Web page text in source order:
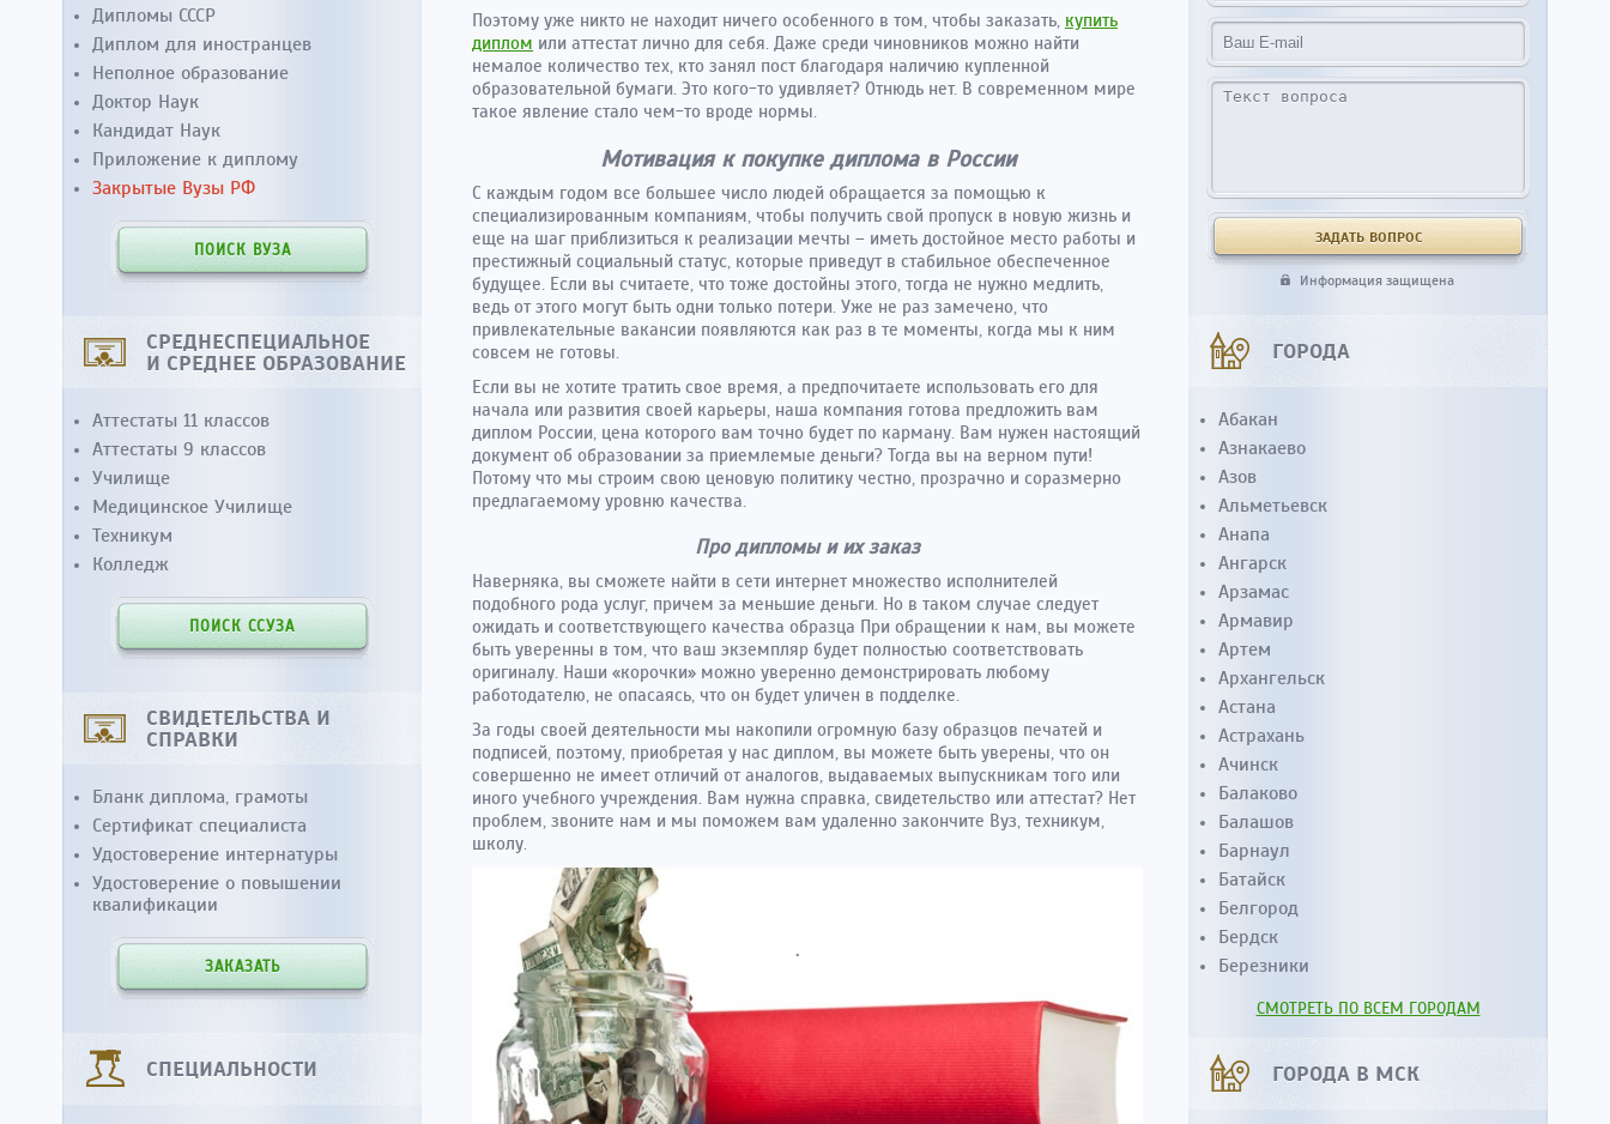
Поэтому уже никто не находит ничего особенного в том, чтобы заказать, купить
диплом или аттестат лично для себя. Даже среди чиновников можно найти
немалое количество тех, кто занял пост благодаря наличию купленной
образовательной бумаги. Это кого-то удивляет? Отнюдь нет. В современном мире
такое явление стало чем-то вроде нормы.
Мотивация к покупке диплома в России
С каждым годом все большее число людей обращается за помощью к
специализированным компаниям, чтобы получить свой пропуск в новую жизнь и
еще на шаг приблизиться к реализации мечты – иметь достойное место работы и
престижный социальный статус, которые приведут в стабильное обеспеченное
будущее. Если вы считаете, что тоже достойны этого, тогда не нужно медлить,
ведь от этого могут быть одни только потери. Уже не раз замечено, что
привлекательные вакансии появляются как раз в те моменты, когда мы к ним
совсем не готовы.
Если вы не хотите тратить свое время, а предпочитаете использовать его для
начала или развития своей карьеры, наша компания готова предложить вам
диплом России, цена которого вам точно будет по карману. Вам нужен настоящий
документ об образовании за приемлемые деньги? Тогда вы на верном пути!
Потому что мы строим свою ценовую политику честно, прозрачно и соразмерно
предлагаемому уровню качества.
Про дипломы и их заказ
Наверняка, вы сможете найти в сети интернет множество исполнителей
подобного рода услуг, причем за меньшие деньги. Но в таком случае следует
ожидать и соответствующего качества образца При обращении к нам, вы можете
быть уверенны в том, что ваш экземпляр будет полностью соответствовать
оригиналу. Наши «корочки» можно уверенно демонстрировать любому
работодателю, не опасаясь, что он будет уличен в подделке.
За годы своей деятельности мы накопили огромную базу образцов печатей и
подписей, поэтому, приобретая у нас диплом, вы можете быть уверены, что он
совершенно не имеет отличий от аналогов, выдаваемых выпускникам того или
иного учебного учреждения. Вам нужна справка, свидетельство или аттестат? Нет
проблем, звоните нам и мы поможем вам удаленно закончите Вуз, техникум,
школу.
Дипломы СССР
Диплом для иностранцев
Неполное образование
Доктор Наук
Кандидат Наук
Приложение к диплому
Закрытые Вузы РФ
ПОИСК ВУЗА
СРЕДНЕСПЕЦИАЛЬНОЕ
И СРЕДНЕЕ ОБРАЗОВАНИЕ
Аттестаты 11 классов
Аттестаты 9 классов
Училище
Медицинское Училище
Техникум
Колледж
ПОИСК ССУЗА
СВИДЕТЕЛЬСТВА И
СПРАВКИ
Бланк диплома, грамоты
Сертификат специалиста
Удостоверение интернатуры
Удостоверение о повышении
квалификации
ЗАКАЗАТЬ
СПЕЦИАЛЬНОСТИ
Информация защищена
ГОРОДА
Абакан
Азнакаево
Азов
Альметьевск
Анапа
Ангарск
Арзамас
Армавир
Артем
Архангельск
Астана
Астрахань
Ачинск
Балаково
Балашов
Барнаул
Батайск
Белгород
Бердск
Березники
СМОТРЕТЬ ПО ВСЕМ ГОРОДАМ
ГОРОДА В МСК